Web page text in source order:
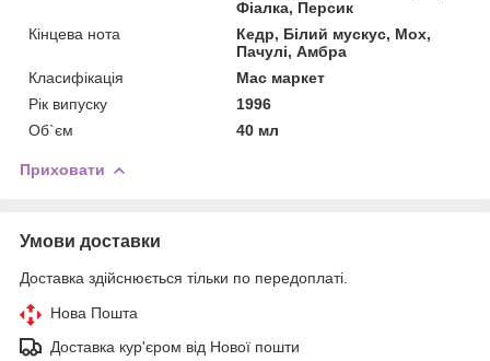
Фіалка, Персик
Кінцева нота
Кедр, Білий мускус, Мох,
Пачулі, Амбра
Класифікація
Мас маркет
Рік випуску
1996
Об`єм
40 мл
Приховати
Умови доставки
Доставка здійснюється тільки по передоплаті.
Нова Пошта
Доставка кур'єром від Нової пошти